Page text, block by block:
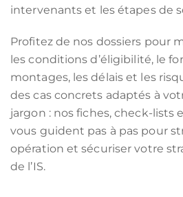
LOI
CIIC
intervenants et les étapes de
Profitez de nos dossiers pour
les conditions d’éligibilité, le
montages, les délais et les
des cas concrets adaptés à
jargon : nos fiches, check-lists
vous guident pas à pas pour
opération et sécuriser votre
de l’IS.